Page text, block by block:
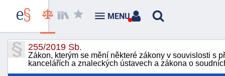
255/2019 Sb.
Zákon, kterým se mění některé zákony v souvislosti s
kancelářích a znaleckých ústavech a zákona o
MENU